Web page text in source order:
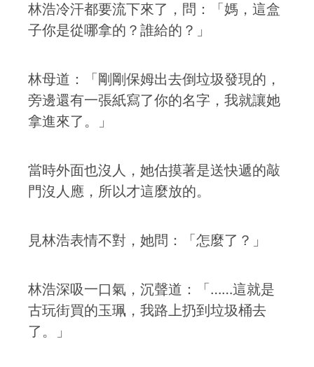
林浩冷汗都要流下來了，問：「媽，這盒
子你是從哪拿的？誰給的？」
林母道：「剛剛保姆出去倒垃圾發現的，
旁邊還有一張紙寫了你的名字，我就讓她
拿進來了。」
當時外面也沒人，她估摸著是送快遞的敲
門沒人應，所以才這麼放的。
見林浩表情不對，她問：「怎麼了？」
林浩深吸一口氣，沉聲道：「……這就是
古玩街買的玉珮，我路上扔到垃圾桶去
了。」